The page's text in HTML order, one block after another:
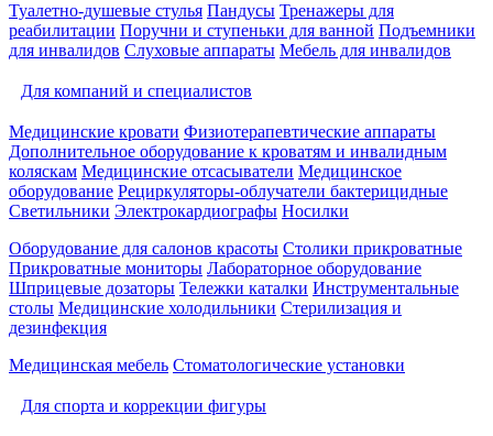
Туалетно-душевые стулья Пандусы Тренажеры для
реабилитации Поручни и ступеньки для ванной Подъемники
для инвалидов Слуховые аппараты Мебель для инвалидов
Для компаний и специалистов
Медицинские кровати Физиотерапевтические аппараты
Дополнительное оборудование к кроватям и инвалидным
коляскам Медицинские отсасыватели Медицинское
оборудование Рециркуляторы-облучатели бактерицидные
Светильники Электрокардиографы Носилки
Оборудование для салонов красоты Столики прикроватные
Прикроватные мониторы Лабораторное оборудование
Шприцевые дозаторы Тележки каталки Инструментальные
столы Медицинские холодильники Стерилизация и
дезинфекция
Медицинская мебель Стоматологические установки
Для спорта и коррекции фигуры